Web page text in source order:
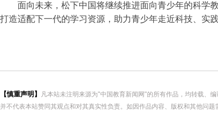
面向未来，松下中国将继续推进面向青少年的科学
打造适配下一代的学习 资源，助力青少年走近科技、实
【慎重声明】
凡本站未注明来源为"中国教育新闻网"的所有作品，均转载、
并不代表本站赞同其观点和对其真实性负责。如因作品内容、版权和其他问